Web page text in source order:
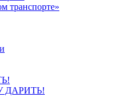
транспорте»
ДАРИТЬ!